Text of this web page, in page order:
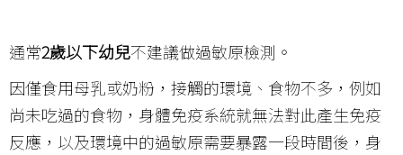
通常2歲以下幼兒不建議做過敏原檢測。
因僅食用母乳或奶粉，接觸的環境、食物不多，例如
尚未吃過的食物，身體免疫系統就無法對此產生免疫
反應，以及環境中的過敏原需要暴露一段時間後，身